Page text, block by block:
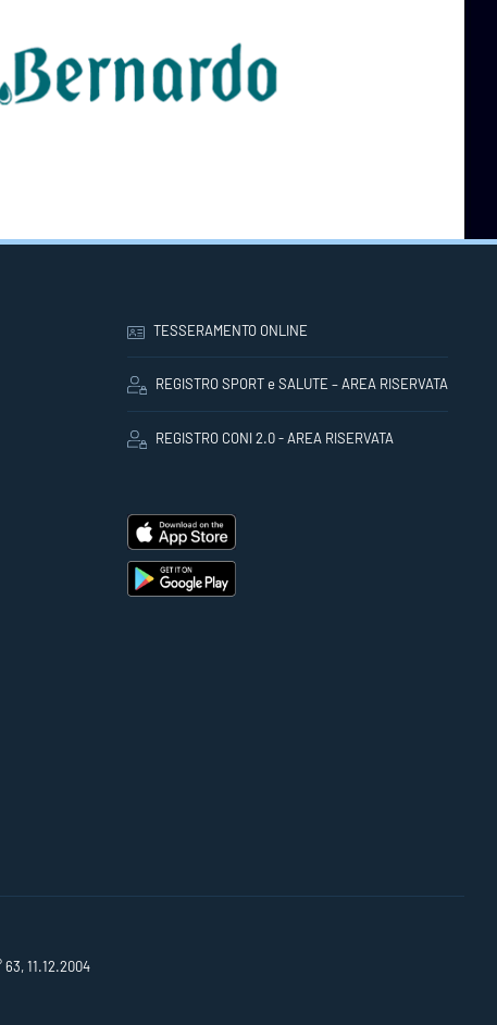
TESSERAMENTO ONLINE
REGISTRO SPORT e SALUTE – AREA RISERVATA
REGISTRO CONI 2.0 - AREA RISERVATA
11.12.2004